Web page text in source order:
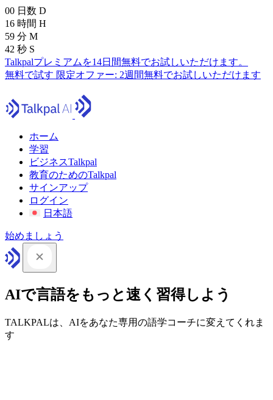
00 日数 D
16 時間 H
59 分 M
41 秒 S
Talkpalプレミアムを14日間無料でお試しいただけます。
無料で試す 限定オファー: 2週間無料でお試しいただけます
ホーム
学習
ビジネスTalkpal
教育のためのTalkpal
サインアップ
ログイン
日本語
始めましょう
AIで言語をもっと速く習得しよう
TALKPALは、AIをあなた専用の語学コーチに変えてくれま
す